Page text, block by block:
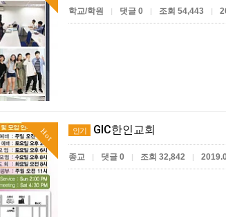
학교/학원 | 댓글 0 | 조회 54,443 |
Hot 인기 GIC한인교회
종교 | 댓글 0 | 조회 32,842 |